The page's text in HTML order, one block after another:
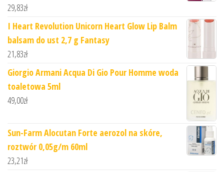
29,83zł
I Heart Revolution Unicorn Heart Glow Lip Balm
balsam do ust 2,7 g Fantasy
21,83zł
Giorgio Armani Acqua Di Gio Pour Homme woda
toaletowa 5ml
49,00zł
Sun-Farm Alocutan Forte aerozol na skóre,
roztwór 0,05g/m 60ml
23,21zł